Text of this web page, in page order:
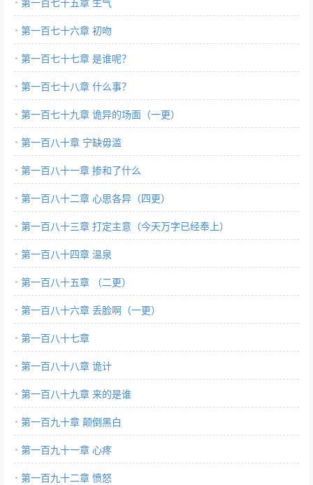
第一百七十六章 初吻
第一百七十七章 是谁呢？
第一百七十八章 什么事？
第一百七十九章 诡异的场面（一更）
第一百八十章 宁缺毋滥
第一百八十一章 掺和了什么
第一百八十二章 心思各异（四更）
第一百八十三章 打定主意（今天万字已经奉上）
第一百八十四章 温泉
第一百八十五章 （二更）
第一百八十六章 丢脸啊（一更）
第一百八十七章
第一百八十八章 诡计
第一百八十九章 来的是谁
第一百九十章 颠倒黑白
第一百九十一章 心疼
第一百九十二章 愤怒